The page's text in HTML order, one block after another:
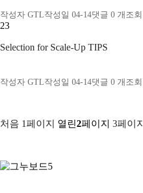
작성자 GTL작성일 04-14댓글 0 개 조회
23
Selection for Scale-Up TIPS
작성자 GTL작성일 04-14댓글 0 개 조회
처음 1페이지 열린2페이지 3페이지